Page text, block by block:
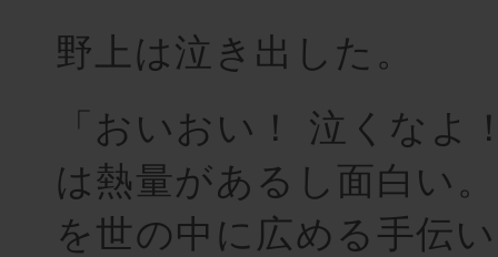
野上は泣き出した。
「おいおい！ 泣くなよ
は熱量があるし面白い
を世の中に広める手伝